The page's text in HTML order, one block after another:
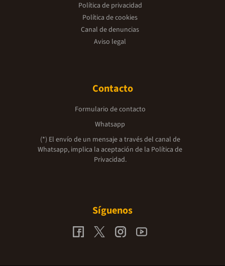
Política de privacidad
Política de cookies
Canal de denuncias
Aviso legal
Contacto
Formulario de contacto
Whatsapp
(*) El envío de un mensaje a través del canal de
Whatsapp, implica la aceptación de la Política de
Privacidad.
Síguenos